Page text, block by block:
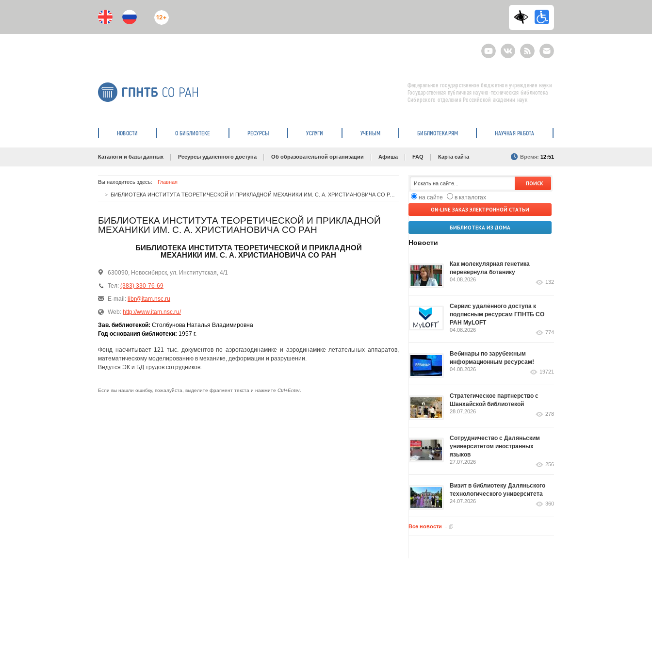
12+
YoutubeВКонтактеRSS
E-
mail
подписка
Федеральное государственное бюджетное учреждение науки
Государственная публичная научно-техническая библиотека
Сибирского отделения Российской академии наук
НОВОСТИ О БИБЛИОТЕКЕ РЕСУРСЫ УСЛУГИ УЧЕНЫМ БИБЛИОТЕКАРЯМ НАУЧНАЯ РАБОТА
Каталоги и базы данных Ресурсы удаленного доступа Об образовательной организации Афиша FAQ Карта сайта Время: 12:51
Вы находитесь здесь: Главная
БИБЛИОТЕКА ИНСТИТУТА ТЕОРЕТИЧЕСКОЙ И ПРИКЛАДНОЙ МЕХАНИКИ ИМ. С. А. ХРИСТИАНОВИЧА СО РАН
БИБЛИОТЕКА ИНСТИТУТА ТЕОРЕТИЧЕСКОЙ И ПРИКЛАДНОЙ
МЕХАНИКИ ИМ. С. А. ХРИСТИАНОВИЧА СО РАН
БИБЛИОТЕКА ИНСТИТУТА ТЕОРЕТИЧЕСКОЙ И ПРИКЛАДНОЙ
МЕХАНИКИ ИМ. С. А. ХРИСТИАНОВИЧА СО РАН
630090, Новосибирск, ул. Институтская, 4/1
Тел: (383) 330-76-69
E-mail: libr@itam.nsc.ru
Web: http://www.itam.nsc.ru/
Зав. библиотекой: Столбунова Наталья Владимировна
Год основания библиотеки: 1957 г.
Фонд насчитывает 121 тыс. документов по аэрогазодинамике и аэродинамике летательных аппаратов,
математическому моделированию в механике, деформации и разрушении.
Ведутся ЭК и БД трудов сотрудников.
Если вы нашли ошибку, пожалуйста, выделите фрагмент текста и нажмите Ctrl+Enter.
на сайте
в каталогах
ON-LINE ЗАКАЗ ЭЛЕКТРОННОЙ СТАТЬИ
БИБЛИОТЕКА ИЗ ДОМА
Новости
Как молекулярная генетика
перевернула ботанику
04.08.2026 132
Сервис удалённого доступа к
подписным ресурсам ГПНТБ СО
РАН MyLOFT
04.08.2026 774
Вебинары по зарубежным
информационным ресурсам!
04.08.2026 19721
Стратегическое партнерство с
Шанхайской библиотекой
28.07.2026 278
Сотрудничество с Даляньским
университетом иностранных
языков
27.07.2026 256
Визит в библиотеку Даляньского
технологического университета
24.07.2026 360
Все новости